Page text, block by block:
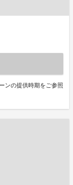
ンの提供時期をご参照